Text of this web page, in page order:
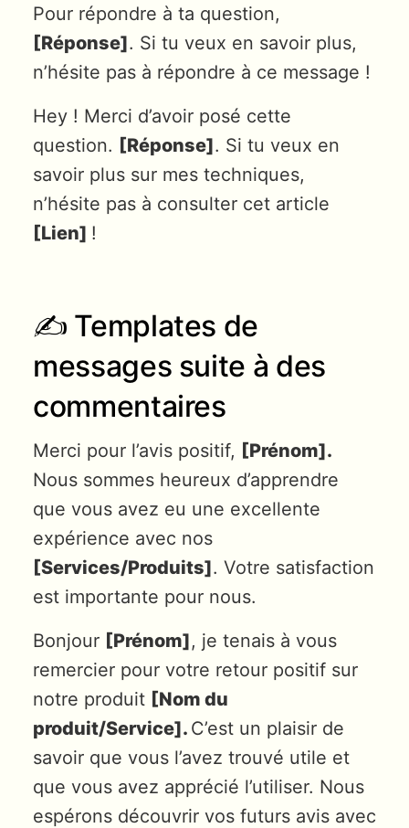
Pour répondre à ta question,
[Réponse]. Si tu veux en savoir plus,
n’hésite pas à répondre à ce message !
Hey ! Merci d’avoir posé cette
question. [Réponse]. Si tu veux en
savoir plus sur mes techniques,
n’hésite pas à consulter cet article
[Lien] !
✍️ Templates de
messages suite à des
commentaires
Merci pour l’avis positif, [Prénom].
Nous sommes heureux d’apprendre
que vous avez eu une excellente
expérience avec nos
[Services/Produits]. Votre satisfaction
est importante pour nous.
Bonjour [Prénom], je tenais à vous
remercier pour votre retour positif sur
notre produit [Nom du
produit/Service]. C’est un plaisir de
savoir que vous l’avez trouvé utile et
que vous avez apprécié l’utiliser. Nous
espérons découvrir vos futurs avis avec